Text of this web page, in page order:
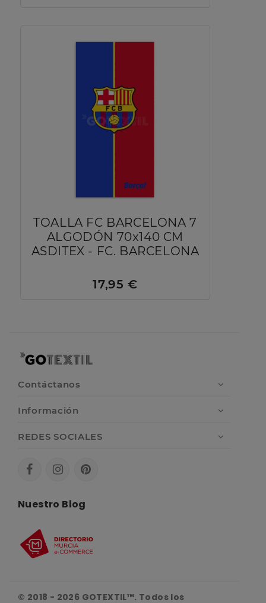
TOALLA FC BARCELONA 7
ALGODÓN 70x140 CM
ASDITEX - FC. BARCELONA
17,95 €
Contáctanos
Información
REDES SOCIALES
Nuestro Blog
© 2018 - 2026 GOTEXTIL™. Todos los